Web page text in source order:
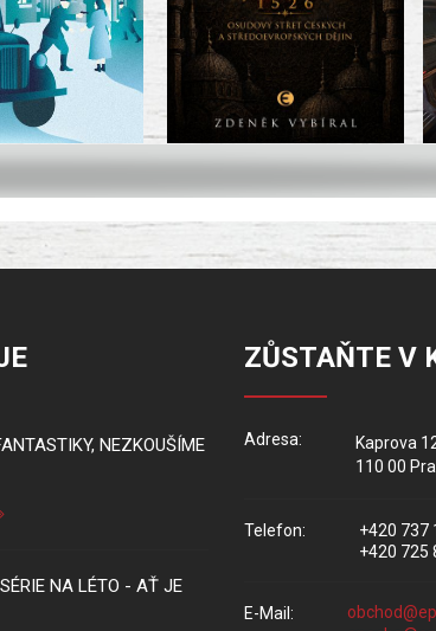
NEZKOUŠÍME
NA LÉTO - AŤ JE
ZŮSTAŇTE V
Adresa:
Kaprova
110 00
Telefon: +420 737
+420 725
E-Mail: